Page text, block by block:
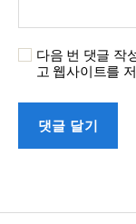
다음 번 댓글 작
고 웹사이트를